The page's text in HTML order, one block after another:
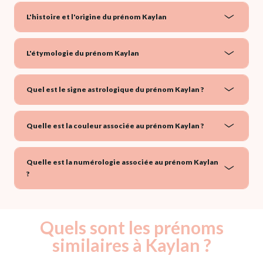
L'histoire et l'origine du prénom Kaylan
L'étymologie du prénom Kaylan
Quel est le signe astrologique du prénom Kaylan ?
Quelle est la couleur associée au prénom Kaylan ?
Quelle est la numérologie associée au prénom Kaylan
?
Quels sont les prénoms
similaires à Kaylan ?